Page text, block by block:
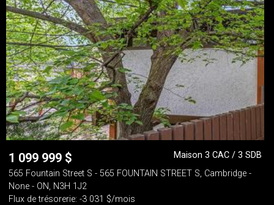
1 099 999 $
Maison 3 CAC / 3 SDB
565 Fountain Street S - 565 FOUNTAIN STREET S, Cambridge -
None - ON, N3H 1J2
Flux de trésorerie: -3 031 $/mois